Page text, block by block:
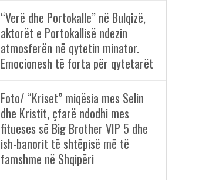
“Verë dhe Portokalle” në Bulqizë,
aktorët e Portokallisë ndezin
atmosferën në qytetin minator.
Emocionesh të forta për qytetarët
Foto/ “Kriset” miqësia mes Selin
dhe Kristit, çfarë ndodhi mes
fitueses së Big Brother VIP 5 dhe
ish-banorit të shtëpisë më të
famshme në Shqipëri